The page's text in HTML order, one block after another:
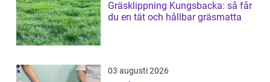
Gräsklippning Kungsbacka: så får
du en tät och hållbar gräsmatta
03 augusti 2026